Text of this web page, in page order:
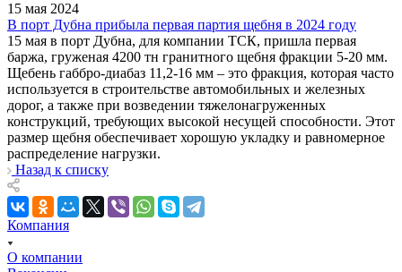
15 мая 2024
В порт Дубна прибыла первая партия щебня в 2024 году
15 мая в порт Дубна, для компании ТСК, пришла первая
баржа, груженая 4200 тн гранитного щебня фракции 5-20 мм.
Щебень габбро-диабаз 11,2-16 мм – это фракция, которая часто
используется в строительстве автомобильных и железных
дорог, а также при возведении тяжелонагруженных
конструкций, требующих высокой несущей способности. Этот
размер щебня обеспечивает хорошую укладку и равномерное
распределение нагрузки.
Назад к списку
Компания
О компании